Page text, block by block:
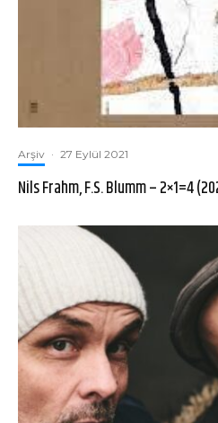
Arşiv · 27 Eylül 2021
Nils Frahm, F.S. Blumm – 2×1=4